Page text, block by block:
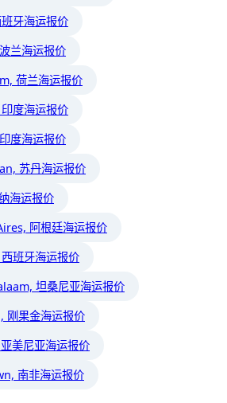
牙海运报价
兰海运报价
荷兰海运报价
度海运报价
度海运报价
苏丹海运报价
海运报价
阿根廷海运报价
班牙海运报价
坦桑尼亚海运报价
刚果金海运报价
美尼亚海运报价
南非海运报价